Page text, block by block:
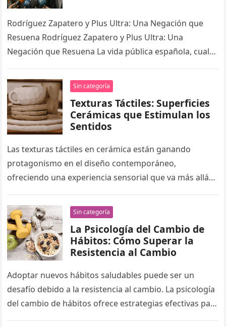
Rodríguez Zapatero y Plus Ultra: Una Negación que
Resuena Rodríguez Zapatero y Plus Ultra: Una
Negación que Resuena La vida pública española, cual
Sin categoría
Texturas Táctiles: Superficies
Cerámicas que Estimulan los
Sentidos
Las texturas táctiles en cerámica están ganando
protagonismo en el diseño contemporáneo,
ofreciendo una experiencia sensorial que va más allá
Sin categoría
La Psicología del Cambio de
Hábitos: Cómo Superar la
Resistencia al Cambio
Adoptar nuevos hábitos saludables puede ser un
desafío debido a la resistencia al cambio. La psicología
del cambio de hábitos ofrece estrategias efectivas para